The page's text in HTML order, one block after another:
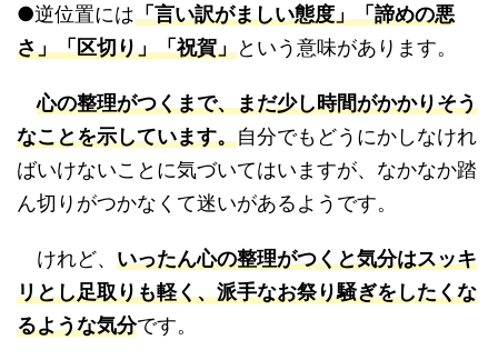
●逆位置には「言い訳がましい態度」「諦めの悪
さ」「区切り」「祝賀」という意味があります。
心の整理がつくまで、まだ少し時間がかかりそう
なことを示しています。自分でもどうにかしなけれ
ばいけないことに気づいてはいますが、なかなか踏
ん切りがつかなくて迷いがあるようです。
けれど、 いったん心の整理がつくと気分はスッキ
リとし足取りも軽く、派手なお祭り騒ぎをしたくな
るような気分です。